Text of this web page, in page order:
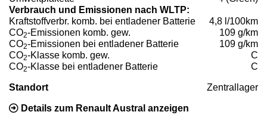
Verbrauch und Emissionen nach WLTP:
Kraftstoffverbr. komb. bei entladener Batterie
4,8 l/100km
CO2-Emissionen komb. gew.
109 g/km
CO2-Emissionen bei entladener Batterie
109 g/km
CO2-Klasse komb. gew.
C
CO2-Klasse bei entladener Batterie C
Standort Zentrallager
Details zum Renault Austral anzeigen